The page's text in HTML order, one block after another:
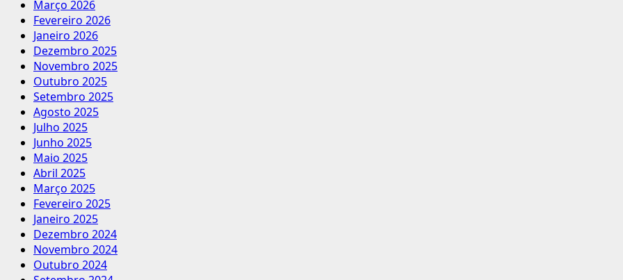
Março 2026
Fevereiro 2026
Janeiro 2026
Dezembro 2025
Novembro 2025
Outubro 2025
Setembro 2025
Agosto 2025
Julho 2025
Junho 2025
Maio 2025
Abril 2025
Março 2025
Fevereiro 2025
Janeiro 2025
Dezembro 2024
Novembro 2024
Outubro 2024